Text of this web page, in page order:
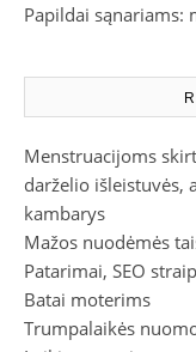
Papildai sąnariams:
Menstruacijoms
darželio išleistuvės,
kambarys
Mažos nuodėmės
Patarimai, SEO
Batai moterims
Trumpalaikės